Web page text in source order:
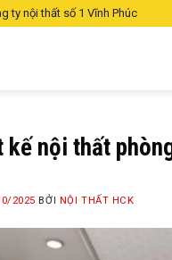
ty nội thất số 1 Vĩnh Phúc
kế nội thất
2025 BỞI NỘI THẤT HCK